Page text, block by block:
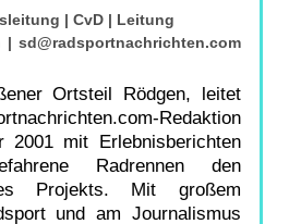
| CvD | Leitung
| sd@radsportnachrichten.com
Ortsteil Rödgen, leitet
Redaktion
mit Erlebnisberichten
Radrennen den
Projekts. Mit großem
und am Journalismus